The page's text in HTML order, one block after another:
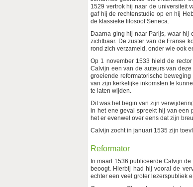
1529 vertrok hij naar de universiteit
gaf hij de rechtenstudie op en hij
de klassieke filosoof Seneca.
Daarna ging hij naar Parijs, waar hij
zichtbaar. De zuster van de Franse
rond zich verzameld, onder wie ook
Op 1 november 1533 hield de
Calvijn een van de auteurs van
groeiende reformatorische
van zijn kerkelijke inkomsten te
te laten wijden.
Dit was het begin van zijn
in het ene geval spreekt hij van een
het er evenwel over eens dat zijn
Calvijn zocht in januari 1535 zijn
Reformator
In maart 1536 publiceerde Calvijn de
beoogt. Hierbij had hij vooral de
echter een veel groter lezerspubliek